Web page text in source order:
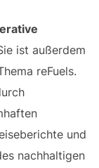
ist außerdem
reFuels.
und
nachhaltigen